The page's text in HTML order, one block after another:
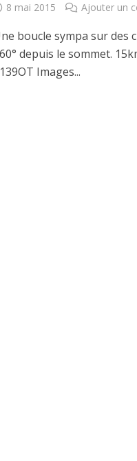
8 mai 2015 Ajouter un
boucle sympa sur des
depuis le sommet.
Images...